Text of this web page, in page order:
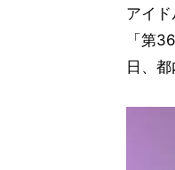
アイド
「第
日、